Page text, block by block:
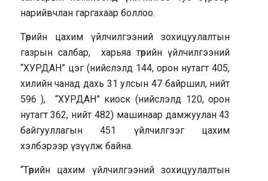
нарийвчлан гаргахаар боллоо.
Төрийн цахим үйлчилгээний зохицуулалтын
газрын салбар, харьяа төрийн үйлчилгээний
“ХУРДАН” цэг (нийслэлд 144, орон нутагт 405,
хилийн чанад дахь 31 улсын 47 байршил, нийт
596 ), “ХУРДАН” киоск (нийслэлд 120, орон
нутагт 362, нийт 482) машинаар дамжуулан 43
байгууллагын 451 үйлчилгээг цахим
хэлбэрээр үзүүлж байна.
“Төрийн цахим үйлчилгээний зохицуулалтын